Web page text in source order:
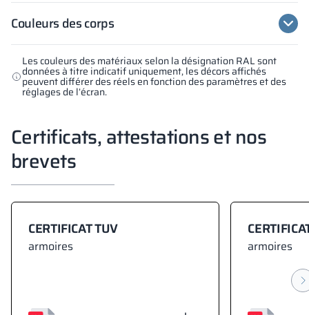
Les couleurs des matériaux selon la désignation RAL sont
données à titre indicatif uniquement, les décors affichés
peuvent différer des réels en fonction des paramètres et des
réglages de l’écran.
Couleurs des corps
Certificats, attestations et nos
brevets
CERTIFICAT TUV
armoires armoires